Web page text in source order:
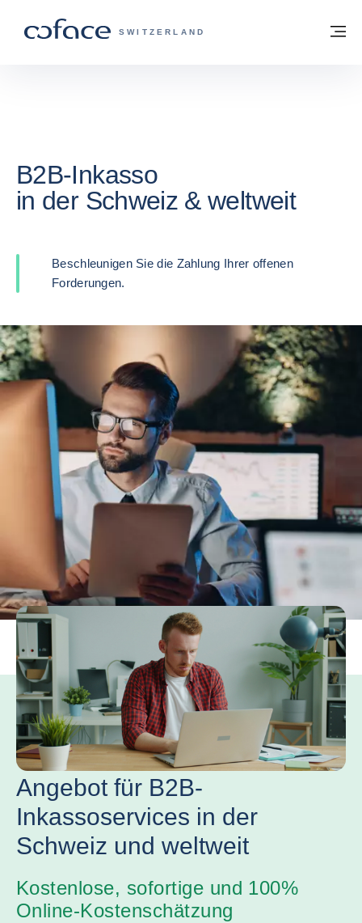
COFACE FOR TRADE - WEBSEITE DER
SWITZERLAND
Zurück zur Startseite
B2B-Inkasso
in der Schweiz & weltweit
Beschleunigen Sie die Zahlung Ihrer offenen
Forderungen.
Angebot für B2B-
Inkassoservices in der
Schweiz und weltweit
Kostenlose, sofortige und 100%
Online-Kostenschätzung